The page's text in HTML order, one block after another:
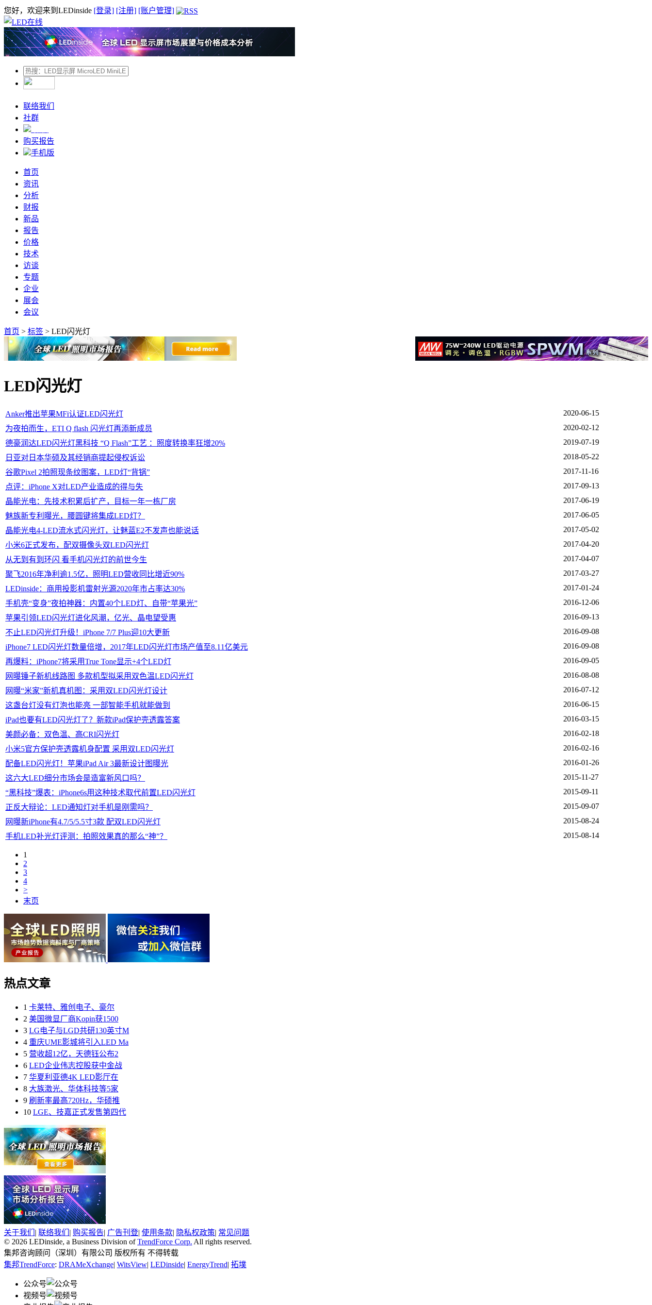
您好，欢迎来到LEDinside [登录] [注册] [账户管理]
联络我们
社群
购买报告
手机版
首页
资讯
分析
财报
新品
报告
价格
技术
访谈
专题
企业
展会
会议
首页 > 标签 > LED闪光灯
LED闪光灯
Anker推出苹果MFi认证LED闪光灯
2020-06-15
为夜拍而生，ETI Q flash 闪光灯再添新成员
2020-02-12
德豪润达LED闪光灯黑科技 “Q Flash”工艺 ：照度转换率狂增20%
2019-07-19
日亚对日本华硕及其经销商提起侵权诉讼
2018-05-22
谷歌Pixel 2拍照现条纹图案，LED灯“背锅”
2017-11-16
点评：iPhone X对LED产业造成的得与失
2017-09-13
晶能光电：先技术积累后扩产，目标一年一栋厂房
2017-06-19
魅族新专利曝光，腰圆键将集成LED灯？
2017-06-05
晶能光电4-LED流水式闪光灯，让魅蓝E2不发声也能说话
2017-05-02
小米6正式发布，配双摄像头双LED闪光灯
2017-04-20
从无到有到环闪 看手机闪光灯的前世今生
2017-04-07
聚飞2016年净利逾1.5亿，照明LED营收同比增近90%
2017-03-27
LEDinside：商用投影机雷射光源2020年市占率达30%
2017-01-24
手机壳“变身”夜拍神器：内置40个LED灯、自带“苹果光”
2016-12-06
苹果引领LED闪光灯进化风潮，亿光、晶电望受惠
2016-09-13
不止LED闪光灯升级！iPhone 7/7 Plus迎10大更新
2016-09-08
iPhone7 LED闪光灯数量倍增，2017年LED闪光灯市场产值至8.11亿美元
2016-09-08
再爆料：iPhone7将采用True Tone显示+4个LED灯
2016-09-05
网曝锤子新机线路图 多款机型拟采用双色温LED闪光灯
2016-08-08
网曝“米家”新机真机图：采用双LED闪光灯设计
2016-07-12
这盏台灯没有灯泡也能亮 一部智能手机就能做到
2016-06-15
iPad也要有LED闪光灯了？新款iPad保护壳透露答案
2016-03-15
美颜必备：双色温、高CRI闪光灯
2016-02-18
小米5官方保护壳透露机身配置 采用双LED闪光灯
2016-02-16
配备LED闪光灯！苹果iPad Air 3最新设计图曝光
2016-01-26
这六大LED细分市场会是造富新风口吗？
2015-11-27
“黑科技”爆表：iPhone6s用这种技术取代前置LED闪光灯
2015-09-11
正反大辩论：LED通知灯对手机是刚需吗？
2015-09-07
网曝新iPhone有4.7/5/5.5寸3款 配双LED闪光灯
2015-08-24
手机LED补光灯评测：拍照效果真的那么“神”？
2015-08-14
1
2
3
4
>
末页
热点文章
1 卡莱特、雅创电子、豪尔
2 美国微显厂商Kopin获1500
3 LG电子与LGD共研130英寸M
4 重庆UME影城将引入LED Ma
5 营收超12亿，天德钰公布2
6 LED企业伟志控股获中金战
7 华夏利亚德4K LED影厅在
8 大族激光、华体科技等5家
9 刷新率最高720Hz，华硕推
10 LGE、技嘉正式发售第四代
关于我们 | 联络我们 | 购买报告| 广告刊登| 使用条款| 隐私权政策| 常见问题
© 2026 LEDinside, a Business Division ofTrendForce Corp. All rights reserved.
集邦咨询顾问（深圳）有限公司 版权所有 不得转载
集邦TrendForce: DRAMeXchange| WitsView| LEDinside| EnergyTrend| 拓墣
公众号
视频号